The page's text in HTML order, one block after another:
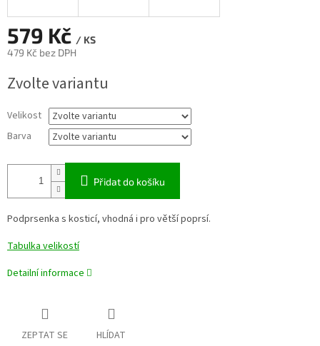
579 Kč / KS
479 Kč bez DPH
cena:
Zvolte variantu
Velikost
Barva
Přidat do košíku
Podprsenka s kosticí, vhodná i pro větší poprsí.
Tabulka velikostí
Detailní informace
ZEPTAT SE HLÍDAT